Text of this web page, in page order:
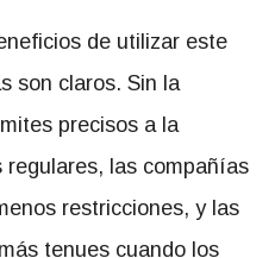
de utilizar este
son claros. Sin la
precisos a la
las compañías
restricciones, y las
tenues cuando los